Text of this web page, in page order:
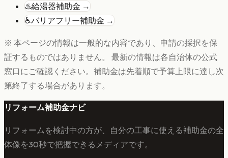
♨️給湯器補助金 →
♿バリアフリー補助金 →
※ 本ページの情報は一般的な内容であり、申請の採択を保
証するものではありません。 最新の情報は各自治体の公式
窓口にご確認ください。補助金は先着順で予算上限に達し次
第終了する場合があります。
リフォーム補助金ナビ
リフォームを検討中の方が、自分の工事に使える補助金の全
体像を30秒で把握できるメディアです。